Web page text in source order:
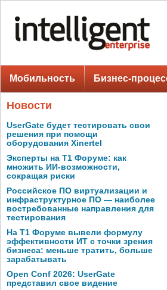
Мобильность Бизнес-
Новости
UserGate будет тестировать свои
решения при помощи
оборудования Xinertel
Эксперты на Т1 Форуме: как
множить ИИ-возможности,
сокращая риски
Российское ПО виртуализации и
инфраструктурное ПО — наиболее
востребованные направления для
тестирования
На Т1 Форуме вывели формулу
эффективности ИТ с точки зрения
бизнеса: меньше тратить, больше
зарабатывать
Open Conf 2026: UserGate
представил свое видение